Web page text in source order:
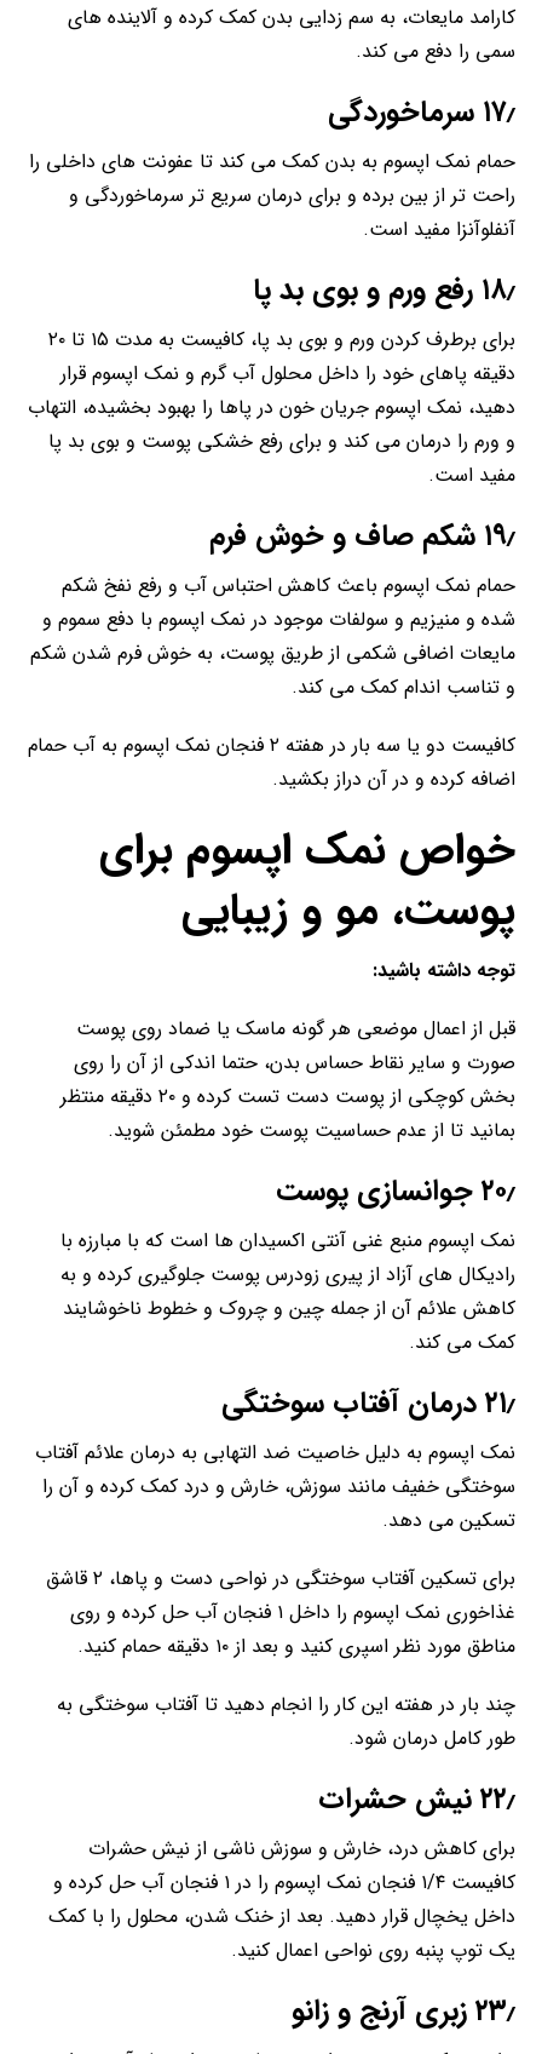
کارامد مایعات، به سم زدایی بدن کمک کرده و آلاینده های
سمی را دفع می کند.
۱۷٫ سرماخوردگی
حمام نمک اپسوم به بدن کمک می کند تا عفونت های داخلی را
راحت تر از بین برده و برای درمان سریع تر سرماخوردگی و
آنفلوآنزا مفید است.
۱۸٫ رفع ورم و بوی بد پا
برای برطرف کردن ورم و بوی بد پا، کافیست به مدت ۱۵ تا ۲۰
دقیقه پاهای خود را داخل محلول آب گرم و نمک اپسوم قرار
دهید، نمک اپسوم جریان خون در پاها را بهبود بخشیده، التهاب
و ورم را درمان می کند و برای رفع خشکی پوست و بوی بد پا
مفید است.
۱۹٫ شکم صاف و خوش فرم
حمام نمک اپسوم باعث کاهش احتباس آب و رفع نفخ شکم
شده و منیزیم و سولفات موجود در نمک اپسوم با دفع سموم و
مایعات اضافی شکمی از طریق پوست، به خوش فرم شدن شکم
و تناسب اندام کمک می کند.
کافیست دو یا سه بار در هفته ۲ فنجان نمک اپسوم به آب حمام
اضافه کرده و در آن دراز بکشید.
خواص نمک اپسوم برای
پوست، مو و زیبایی
توجه داشته باشید:
قبل از اعمال موضعی هر گونه ماسک یا ضماد روی پوست
صورت و سایر نقاط حساس بدن، حتما اندکی از آن را روی
بخش کوچکی از پوست دست تست کرده و ۲۰ دقیقه منتظر
بمانید تا از عدم حساسیت پوست خود مطمئن شوید.
۲۰٫ جوانسازی پوست
نمک اپسوم منبع غنی آنتی اکسیدان ها است که با مبارزه با
رادیکال های آزاد از پیری زودرس پوست جلوگیری کرده و به
کاهش علائم آن از جمله چین و چروک و خطوط ناخوشایند
کمک می کند.
۲۱٫ درمان آفتاب سوختگی
نمک اپسوم به دلیل خاصیت ضد التهابی به درمان علائم آفتاب
سوختگی خفیف مانند سوزش، خارش و درد کمک کرده و آن را
تسکین می دهد.
برای تسکین آفتاب سوختگی در نواحی دست و پاها، ۲ قاشق
غذاخوری نمک اپسوم را داخل ۱ فنجان آب حل کرده و روی
مناطق مورد نظر اسپری کنید و بعد از ۱۰ دقیقه حمام کنید.
چند بار در هفته این کار را انجام دهید تا آفتاب سوختگی به
طور کامل درمان شود.
۲۲٫ نیش حشرات
برای کاهش درد، خارش و سوزش ناشی از نیش حشرات
کافیست ۱/۴ فنجان نمک اپسوم را در ۱ فنجان آب حل کرده و
داخل یخچال قرار دهید. بعد از خنک شدن، محلول را با کمک
یک توپ پنبه روی نواحی اعمال کنید.
۲۳٫ زبری آرنج و زانو